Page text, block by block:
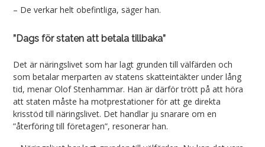
– De verkar helt obefintliga, säger han.
”Dags för staten att betala tillbaka”
Det är näringslivet som har lagt grunden till välfärden och
som betalar merparten av statens skatteintäkter under lång
tid, menar Olof Stenhammar. Han är därför trött på att höra
att staten måste ha motprestationer för att ge direkta
krisstöd till näringslivet. Det handlar ju snarare om en
”återföring till företagen”, resonerar han.